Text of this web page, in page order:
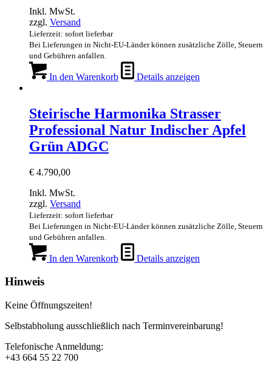
Inkl. MwSt.
zzgl. Versand
Lieferzeit: sofort lieferbar
Bei Lieferungen in Nicht-EU-Länder können zusätzliche Zölle, Steuern
und Gebühren anfallen.
In den Warenkorb Details anzeigen
Steirische Harmonika Strasser
Professional Natur Indischer Apfel
Grün ADGC
€ 4.790,00
Inkl. MwSt.
zzgl. Versand
Lieferzeit: sofort lieferbar
Bei Lieferungen in Nicht-EU-Länder können zusätzliche Zölle, Steuern
und Gebühren anfallen.
In den Warenkorb Details anzeigen
Hinweis
Keine Öffnungszeiten!
Selbstabholung ausschließlich nach Terminvereinbarung!
Telefonische Anmeldung:
+43 664 55 22 700